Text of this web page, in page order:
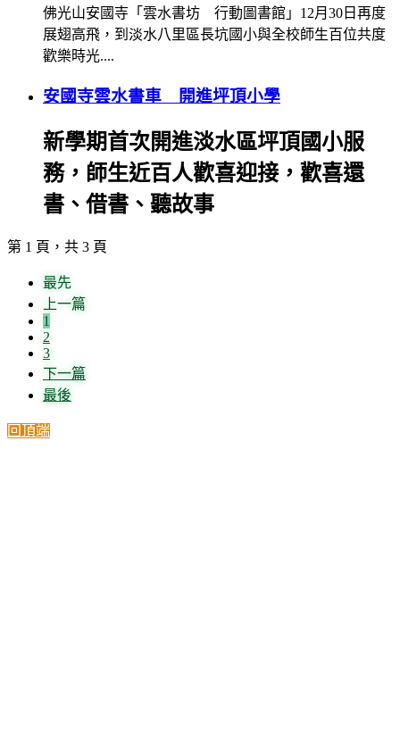
佛光山安國寺「雲水書坊 行動圖書館」12月30日再度
展翅高飛，到淡水八里區長坑國小與全校師生百位共度
歡樂時光....
安國寺雲水書車 開進坪頂小學
新學期首次開進淡水區坪頂國小服
務，師生近百人歡喜迎接，歡喜還
書、借書、聽故事
第 1 頁，共 3 頁
最先
上一篇
1
2
3
下一篇
最後
回頂端